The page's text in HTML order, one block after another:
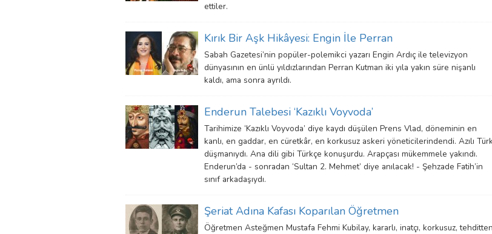
ettiler.
Kırık Bir Aşk Hikâyesi: Engin İle Perran
Sabah Gazetesi’nin popüler-polemikci yazarı Engin Ardıç ile televizyon
dünyasının en ünlü yıldızlarından Perran Kutman iki yıla yakın süre nişanlı
kaldı, ama sonra ayrıldı.
Enderun Talebesi ‘Kazıklı Voyvoda’
Tarihimize ‘Kazıklı Voyvoda’ diye kaydı düşülen Prens Vlad, döneminin en
kanlı, en gaddar, en cüretkâr, en korkusuz askeri yöneticilerindendi. Azılı Türk
düşmanıydı. Ana dili gibi Türkçe konuşurdu. Arapçası mükemmele yakındı.
Enderun’da - sonradan ‘Sultan 2. Mehmet’ diye anılacak! - Şehzade Fatih’in
sınıf arkadaşıydı.
Şeriat Adına Kafası Koparılan Öğretmen
Öğretmen Asteğmen Mustafa Fehmi Kubilay, kararlı, inatçı, korkusuz, tehditten